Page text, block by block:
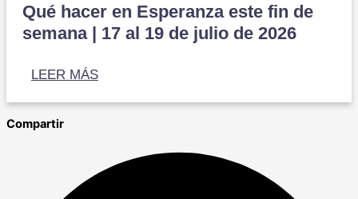
Qué hacer en Esperanza este fin de
semana | 17 al 19 de julio de 2026
LEER MÁS
Compartir